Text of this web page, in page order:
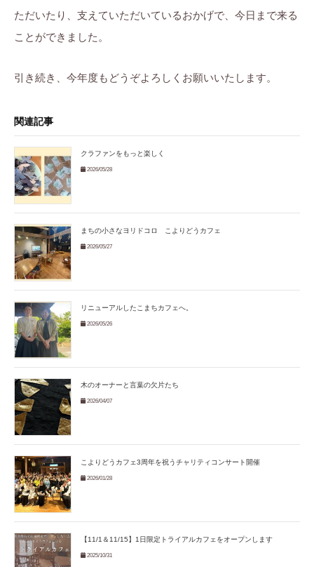
ただいたり、支えていただいているおかげで、今日まで来る
ことができました。
引き続き、今年度もどうぞよろしくお願いいたします。
関連記事
クラファンをもっと楽しく
2026/05/28
まちの小さなヨリドコロ こよりどうカフェ
2026/05/27
リニューアルしたこまちカフェへ。
2026/05/26
木のオーナーと言葉の欠片たち
2026/04/07
こよりどうカフェ3周年を祝うチャリティコンサート開催
2026/01/28
【11/1＆11/15】1日限定トライアルカフェをオープンします
2025/10/31